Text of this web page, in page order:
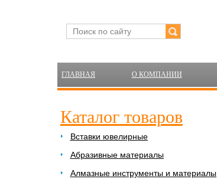
ГЛАВНАЯ О КОМПАНИИ
Каталог товаров
Вставки ювелирные
Абразивные материалы
Алмазные инструменты и материалы